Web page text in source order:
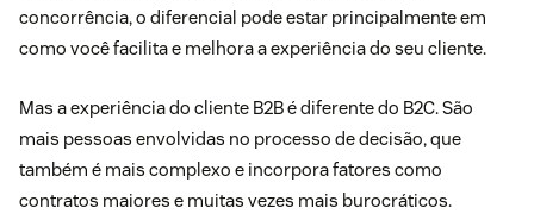
concorrência, o diferencial pode estar principalmente em
como você facilita e melhora a experiência do seu cliente.
Mas a experiência do cliente B2B é diferente do B2C. São
mais pessoas envolvidas no processo de decisão, que
também é mais complexo e incorpora fatores como
contratos maiores e muitas vezes mais burocráticos.